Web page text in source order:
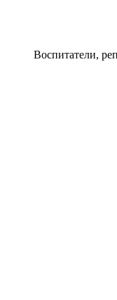
Воспитатели,